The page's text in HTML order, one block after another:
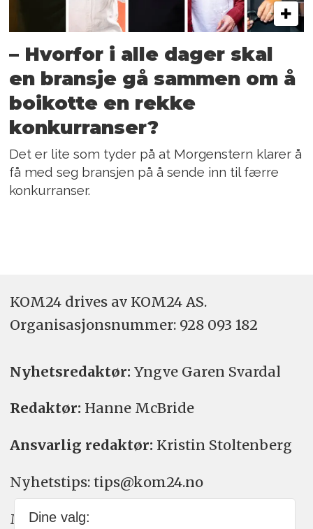
– Hvorfor i alle dager skal
en bransje gå sammen om å
boikotte en rekke
konkurranser?
Det er lite som tyder på at Morgenstern klarer å
få med seg bransjen på å sende inn til færre
konkurranser.
KOM24 drives av KOM24 AS.
Organisasjons­nummer: 928 093 182
Nyhetsredaktør: Yngve Garen Svardal
Redaktør: Hanne McBride
Ansvarlig redaktør: Kristin Stoltenberg
Nyhetstips: tips@kom24.no
Meninger: meninger@kom24.no
Dine valg: